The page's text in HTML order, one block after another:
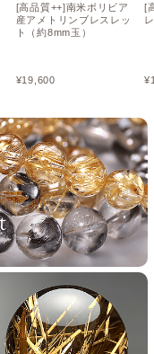
[高品質++]南米ボリビア
産アメトリンブレスレッ
ト（約8mm玉）
¥19,600
[
¥